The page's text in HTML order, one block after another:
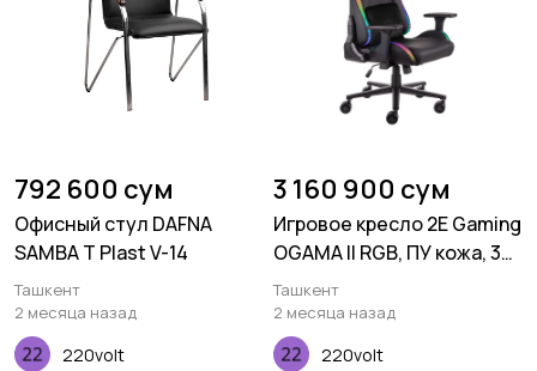
792 600 сум
Офисный стул DAFNA
SAMBA T Plast V-14
Ташкент
2 месяца назад
220volt
3 160 900 сум
Игровое кресло 2E Gaming
OGAMA II RGB, ПУ кожа, 3D-
Armrests, чёрный
Ташкент
2 месяца назад
220volt